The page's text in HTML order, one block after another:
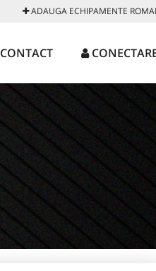
ADAUGA ECHIPAMENTE
CONTACT